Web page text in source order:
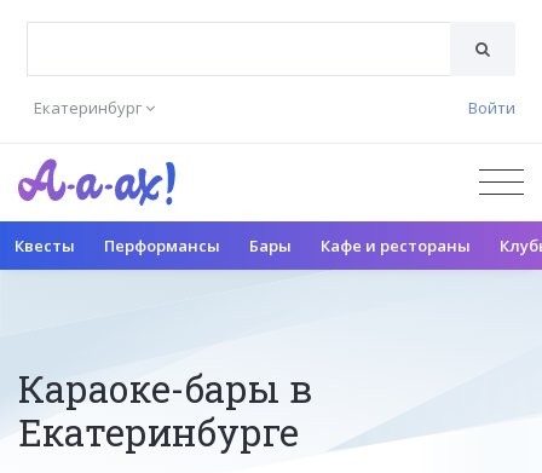
Екатеринбург Войти
Квесты Перформансы Бары Кафе и рестораны
Караоке-бары в
Екатеринбурге